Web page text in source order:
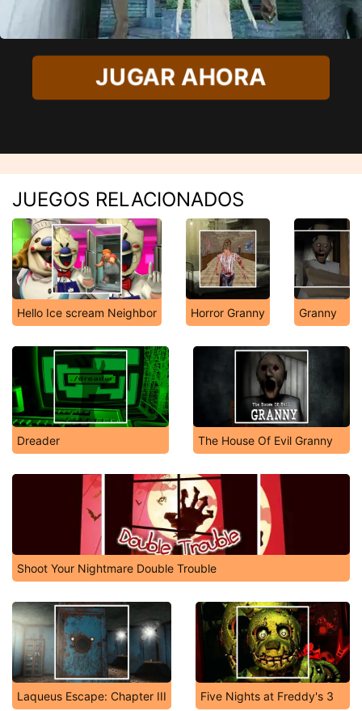
JUGAR AHORA
JUEGOS RELACIONADOS
Hello Ice scream Neighbor Horror Granny Granny
Dreader The House Of Evil Granny
Shoot Your Nightmare Double Trouble
Laqueus Escape: Chapter III Five Nights at Freddy's 3